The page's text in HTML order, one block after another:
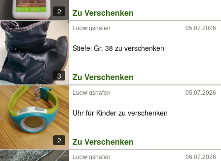
2 Zu Verschenken
3
Ludwigshafen 05.07.2026
Stiefel Gr. 38 zu verschenken
Zu Verschenken
2
Ludwigshafen 05.07.2026
Uhr für Kinder zu verschenken
Zu Verschenken
Ludwigshafen 06.07.2026